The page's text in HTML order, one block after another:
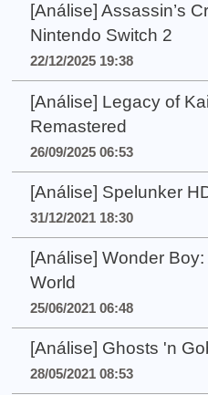
[Análise] Assassin’s
Nintendo Switch 2
22/12/2025 19:38
[Análise] Legacy of
Remastered
26/09/2025 06:53
[Análise] Spelunker
31/12/2021 18:30
[Análise] Wonder
World
25/06/2021 06:48
[Análise] Ghosts 'n
28/05/2021 08:53